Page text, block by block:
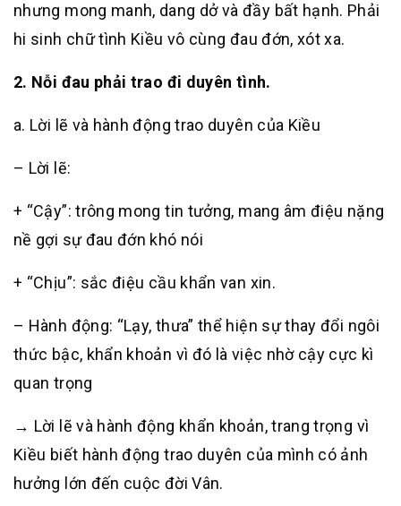
nhưng mong manh, dang dở và đầy bất hạnh. Phải
hi sinh chữ tình Kiều vô cùng đau đớn, xót xa.
2. Nỗi đau phải trao đi duyên tình.
a. Lời lẽ và hành động trao duyên của Kiều
– Lời lẽ:
+ “Cậy”: trông mong tin tưởng, mang âm điệu nặng
nề gợi sự đau đớn khó nói
+ “Chịu”: sắc điệu cầu khẩn van xin.
– Hành động: “Lạy, thưa” thể hiện sự thay đổi ngôi
thức bậc, khẩn khoản vì đó là việc nhờ cậy cực kì
quan trọng
→ Lời lẽ và hành động khẩn khoản, trang trọng vì
Kiều biết hành động trao duyên của mình có ảnh
hưởng lớn đến cuộc đời Vân.